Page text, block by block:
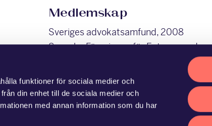
funktioner för sociala medier och
din enhet till de sociala medier och
med annan information som du har
Medlemskap
Sveriges advokatsamfund, 2008
Svenska Föreningen för Entreprenad
Assistent
Helene Ragnarsson